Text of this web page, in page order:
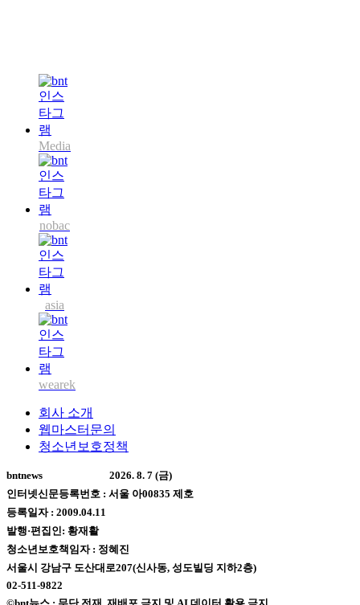
Media
nobac
asia
wearek
회사 소개
웹마스터문의
청소년보호정책
bntnews
2026. 8. 7 (금)
인터넷신문등록번호 : 서울 아00835 제호
등록일자 : 2009.04.11
발행·편집인: 황재활
청소년보호책임자 : 정혜진
서울시 강남구 도산대로207(신사동, 성도빌딩 지하2층)
02-511-9822